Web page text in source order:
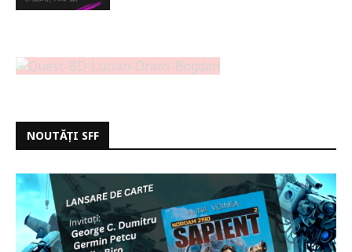
NOUTĂȚI SFF